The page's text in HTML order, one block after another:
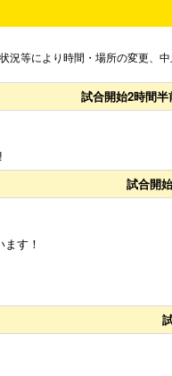
等により時間・場所の変更、
試合開始2時間
試合開
す！